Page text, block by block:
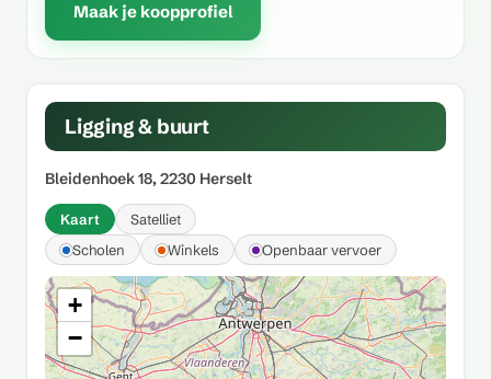
Maak je koopprofiel
Ligging & buurt
Bleidenhoek 18, 2230 Herselt
Kaart
Satelliet
Scholen
Winkels Openbaar vervoer
+
−